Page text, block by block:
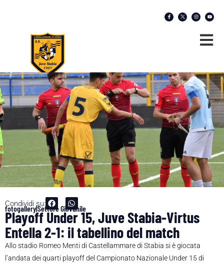
Condividi su:
fotogallery|Settore Giovanile
Playoff Under 15, Juve Stabia-Virtus
Entella 2-1: il tabellino del match
Allo stadio Romeo Menti di Castellammare di Stabia si è giocata
l’andata dei quarti playoff del Campionato Nazionale Under 15 di